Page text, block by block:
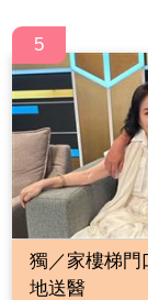
5
獨／家樓梯
地送醫